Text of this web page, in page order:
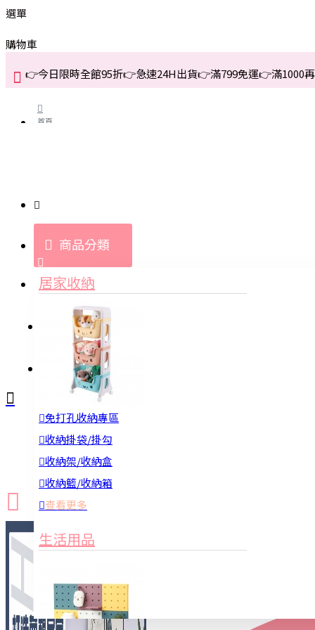
選單
購物車
👉今日限時全館95折👉急速24H出貨👉滿799免運👉滿1000
首頁
商品分類
居家收納
免打孔收納專區
收納掛袋/掛勾
收納架/收納盒
收納籃/收納箱
查看更多
生活用品
登入
新品上市